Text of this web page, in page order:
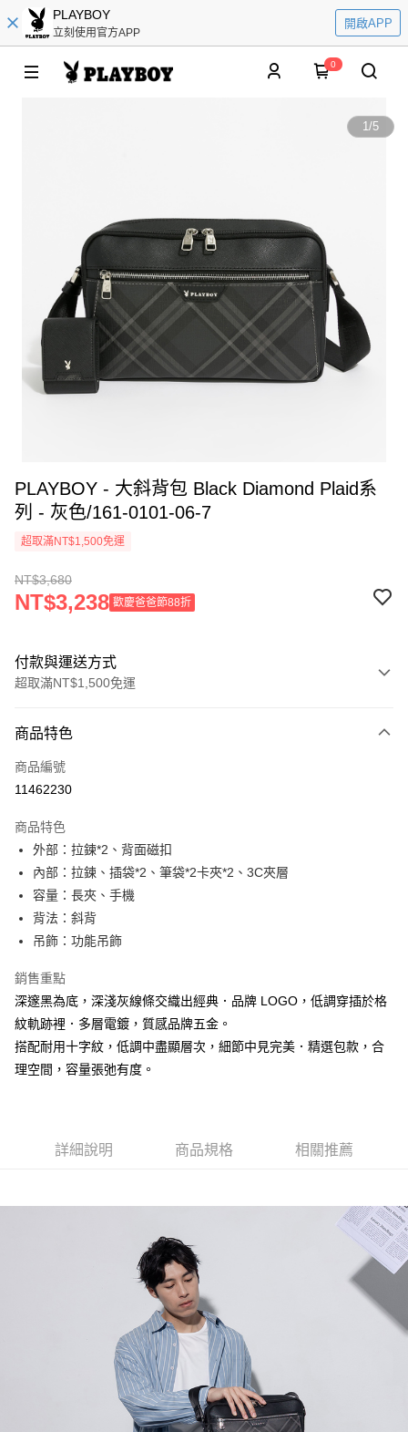
PLAYBOY
立刻使用官方APP
開啟APP
0
1/5
PLAYBOY - 大斜背包 Black Diamond Plaid系
列 - 灰色/161-0101-06-7
超取滿NT$1,500免運
NT$3,680
NT$3,238 歡慶爸爸節88折
付款與運送方式
超取滿NT$1,500免運
信用卡一次付款
超商取貨付款
Apple Pay
街口支付
悠遊付
大哥付你分期
相關說明
1.本服務由台灣大哥大提供，台灣大哥大用戶可立即使用無須另外申請。
2.付款方式選擇「大哥付你分期」，訂單成立後會自動跳轉到大哥付的交易
流程，驗證手機門號後，選擇欲分期的期數、繳款截止日，確認付款後即完
成交易。
3.實際核准額度、可分期數及費用金額請依後續交易確認頁面所載為準。
1.分期款項不併入電信帳單，「大哥付你分期」於每月結算日後寄送繳費提
1.本服務係由「台灣大哥大股份有限公司」（以下簡稱本公司）所提供，讓
用戶於交易時，得透過本服務購買商品或服務，並由商店將買賣／分期付款
買賣價金債權讓與本公司後，依約使用本公司帳單繳交帳款。
2.基於同意付款使用「大哥付你分期」之契約關係目的，商店將以您的個人
資料（包含姓名、電話或地址）提供予台灣大哥大進項蒐集、處理及利用，
由本公司與您本人進行分期帳單所需資料之確認、核對及更正。
3.完整用戶服務條款，請詳閱以下連結： https://oppay.tw/userRule
AFTEE先享後付
相關說明
【關於「AFTEE先享後付」】
AFTEE先享後付是「在收到商品之後才付款」的支付方式。 讓您購物簡單
便利好安心！
【「AFTEE先享後付」結帳流程】
２．訂單成立數日內，您將收到繳費通知簡訊。
３．收到繳費通知簡訊後14天內，點擊此簡訊中的連結，可透過四大超商／
ATM／網路銀行／等多元方式進行付款，方視為交易完成。
※ 請注意：結帳手續完成當下不需立刻繳費，但若您需要取消訂單，請聯絡
購買商品的店家。未經商家同意取消之訂單仍視為有效，需透過AFTEE先享
※ 交易是否成功請以「AFTEE先享後付 」之結帳頁面顯示為準，若有關於
是否繳費成功／繳費後需取消欲退款等相關疑問，請聯繫「AFTEE先享後付
https://netprotections.freshdesk.com/support/home
１．透過由恩沛科技股份有限公司提供之「AFTEE先享後付」服務完成之交
易，需依本服務之必要範圍內提供個人資料，並將交易相關給付款項請求債
權轉讓予恩沛科技股份有限公司。
每筆NT$60，滿NT$1,500(含以上)免運費
每筆NT$60，滿NT$2,000(含以上)免運費
商品特色
商品編號
11462230
商品特色
外部：拉鍊*2、背面磁扣
內部：拉鍊、插袋*2、筆袋*2卡夾*2、3C夾層
容量：長夾、手機
背法：斜背
吊飾：功能吊飾
銷售重點
深邃黑為底，深淺灰線條交織出經典．品牌 LOGO，低調穿插於格
紋軌跡裡．多層電鍍，質感品牌五金。
搭配耐用十字紋，低調中盡顯層次，細節中見完美．精選包款，合
理空間，容量張弛有度。
詳細說明 商品規格 相關推薦